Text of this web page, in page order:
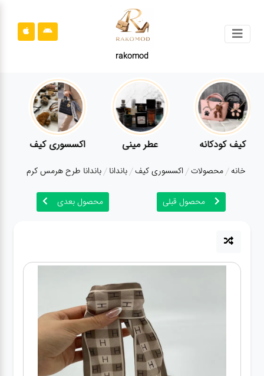
rakomod
محصولات
قوانین
سایت
ارتباط
باما
درباره
محصولات
کیف
عطر مینی اکسسوری کیف اکسسوری لباس
خانه محصولات اکسسوری کیف باندانا باندانا طرح هرمس کرم
محصول قبلی محصول بعدی